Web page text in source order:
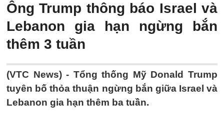
Ông Trump thông báo Israel và
Lebanon gia hạn ngừng bắn
thêm 3 tuần
(VTC News) - Tổng thống Mỹ Donald Trump
tuyên bố thỏa thuận ngừng bắn giữa Israel và
Lebanon gia hạn thêm ba tuần.